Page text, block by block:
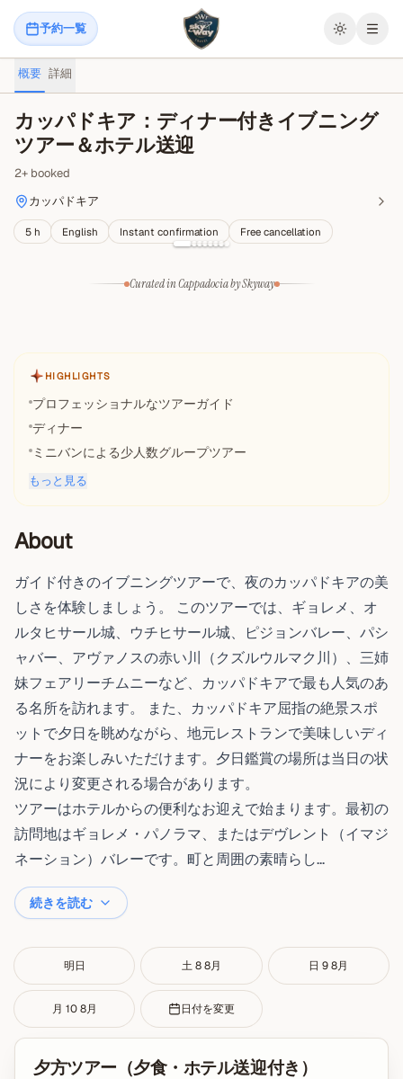
予約一覧 メニ
カッパドキア：ディナー付きイブニング
ツアー＆ホテル送迎
2+ booked
カッパドキア
5 h English Instant confirmation Free cancellation
Curated in Cappadocia by Skyway
概要 詳細
HIGHLIGHTS
プロフェッショナルなツアーガイド
ディナー
ミニバンによる少人数グループツアー
もっと見る
About
ガイド付きのイブニングツアーで、夜のカッパドキアの美
しさを体験しましょう。 このツアーでは、ギョレメ、オ
ルタヒサール城、ウチヒサール城、ピジョンバレー、パシ
ャバー、アヴァノスの赤い川（クズルウルマク川）、三姉
妹フェアリーチムニーなど、カッパドキアで最も人気のあ
る名所を訪れます。 また、カッパドキア屈指の絶景スポ
ットで夕日を眺めながら、地元レストランで美味しいディ
ナーをお楽しみいただけます。夕日鑑賞の場所は当日の状
況により変更される場合があります。
ツアーはホテルからの便利なお迎えで始まります。最初の
訪問地はギョレメ・パノラマ、またはデヴレント（イマジ
ネーション）バレーです。町と周囲の素晴らし...
続きを読む
明日 土 8 8月 日 9 8月
月 10 8月 日付を変更
夕方ツアー（夕食・ホテル送迎付き）